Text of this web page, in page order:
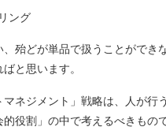
ング
殆どが単品で扱うことができ
と思います。
ネジメント」戦略は、人が行
役割」の中で考えるべきもの